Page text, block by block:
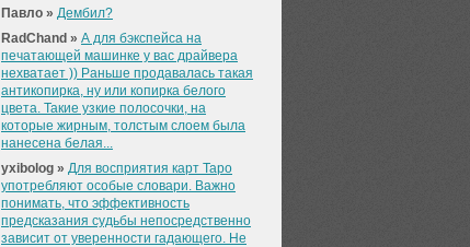
Павло » Дембил?
RadChand » А для бэкспейса на
печатающей машинке у вас драйвера
нехватает )) Раньше продавалась такая
антикопирка, ну или копирка белого
цвета. Такие узкие полосочки, на
которые жирным, толстым слоем была
нанесена белая...
yxibolog » Для восприятия карт Таро
употребляют особые словари. Важно
понимать, что эффективность
предсказания судьбы непосредственно
зависит от уверенности гадающего. Не